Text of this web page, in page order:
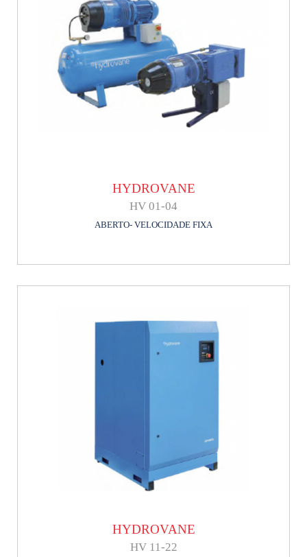
HYDROVANE
HV 01-04
ABERTO- VELOCIDADE FIXA
HYDROVANE
HV 11-22